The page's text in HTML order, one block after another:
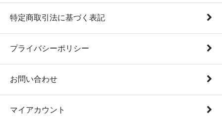
特定商取引法に基づく表記
プライバシーポリシー
お問い合わせ
マイアカウント